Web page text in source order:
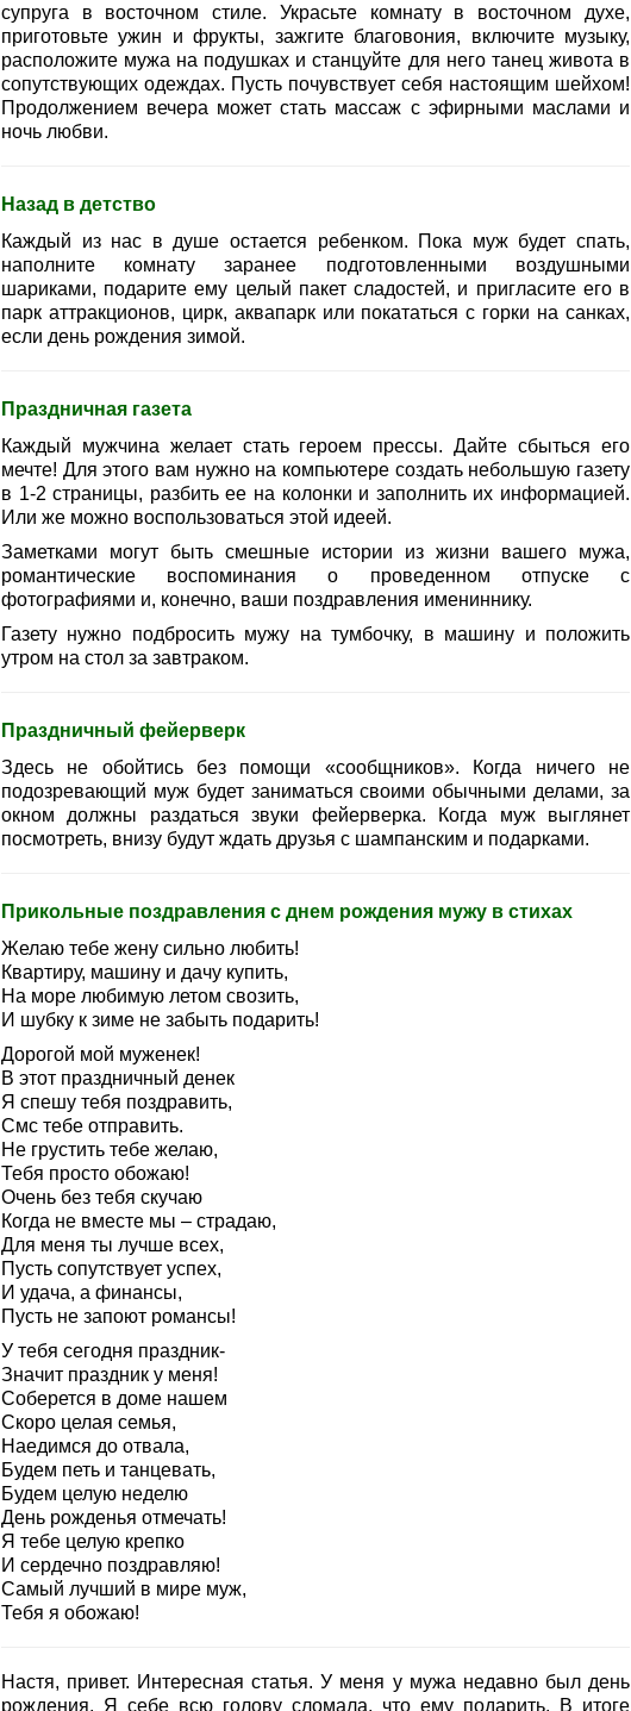
супруга в восточном стиле. Украсьте комнату в восточном духе,
приготовьте ужин и фрукты, зажгите благовония, включите музыку,
расположите мужа на подушках и станцуйте для него танец живота в
сопутствующих одеждах. Пусть почувствует себя настоящим шейхом!
Продолжением вечера может стать массаж с эфирными маслами и
ночь любви.
Назад в детство
Каждый из нас в душе остается ребенком. Пока муж будет спать,
наполните комнату заранее подготовленными воздушными
шариками, подарите ему целый пакет сладостей, и пригласите его в
парк аттракционов, цирк, аквапарк или покататься с горки на санках,
если день рождения зимой.
Праздничная газета
Каждый мужчина желает стать героем прессы. Дайте сбыться его
мечте! Для этого вам нужно на компьютере создать небольшую газету
в 1-2 страницы, разбить ее на колонки и заполнить их информацией.
Или же можно воспользоваться этой идеей.
Заметками могут быть смешные истории из жизни вашего мужа,
романтические воспоминания о проведенном отпуске с
фотографиями и, конечно, ваши поздравления имениннику.
Газету нужно подбросить мужу на тумбочку, в машину и положить
утром на стол за завтраком.
Праздничный фейерверк
Здесь не обойтись без помощи «сообщников». Когда ничего не
подозревающий муж будет заниматься своими обычными делами, за
окном должны раздаться звуки фейерверка. Когда муж выглянет
посмотреть, внизу будут ждать друзья с шампанским и подарками.
Прикольные поздравления с днем рождения мужу в стихах
Желаю тебе жену сильно любить!
Квартиру, машину и дачу купить,
На море любимую летом свозить,
И шубку к зиме не забыть подарить!
Дорогой мой муженек!
В этот праздничный денек
Я спешу тебя поздравить,
Смс тебе отправить.
Не грустить тебе желаю,
Тебя просто обожаю!
Очень без тебя скучаю
Когда не вместе мы – страдаю,
Для меня ты лучше всех,
Пусть сопутствует успех,
И удача, а финансы,
Пусть не запоют романсы!
У тебя сегодня праздник-
Значит праздник у меня!
Соберется в доме нашем
Скоро целая семья,
Наедимся до отвала,
Будем петь и танцевать,
Будем целую неделю
День рожденья отмечать!
Я тебе целую крепко
И сердечно поздравляю!
Самый лучший в мире муж,
Тебя я обожаю!
Настя, привет. Интересная статья. У меня у мужа недавно был день
рождения. Я себе всю голову сломала, что ему подарить. В итоге